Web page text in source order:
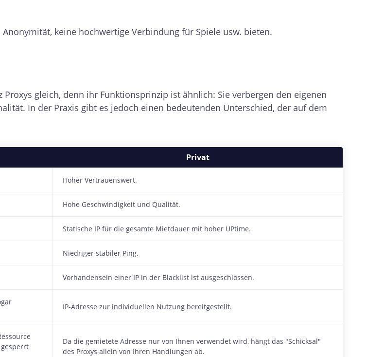
keine hochwertige Verbindung für Spiele usw. bieten.
gleich, denn ihr Funktionsprinzip ist ähnlich: Sie verbergen den eigenen
In der Praxis gibt es jedoch einen bedeutenden Unterschied, der auf dem
Privat
Hoher Vertrauenswert.
Hohe Geschwindigkeit und Qualität.
Statische IP für die gesamte Mietdauer mit hoher UPtime.
Niedriger stabiler Ping.
Vorhandensein einer IP in der Blacklist ist ausgeschlossen.
IP-Adresse zur individuellen Nutzung bereitgestellt.
Da die gemietete Adresse nur von Ihnen verwendet wird, hängt das "Schicksal"
des Proxys allein von Ihren Handlungen ab.